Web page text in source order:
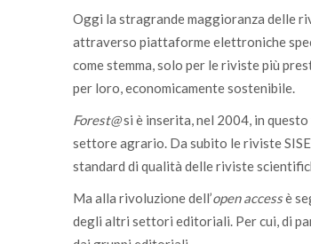
Oggi la stragrande maggioranza delle
attraverso piattaforme elettroniche
come stemma, solo per le riviste più
per loro, economicamente sostenibile.
Forest@si è inserita, nel 2004, in
settore agrario. Da subito le riviste
standard di qualità delle riviste
Ma alla rivoluzione dell’open accessè
degli altri settori editoriali. Per cui, di